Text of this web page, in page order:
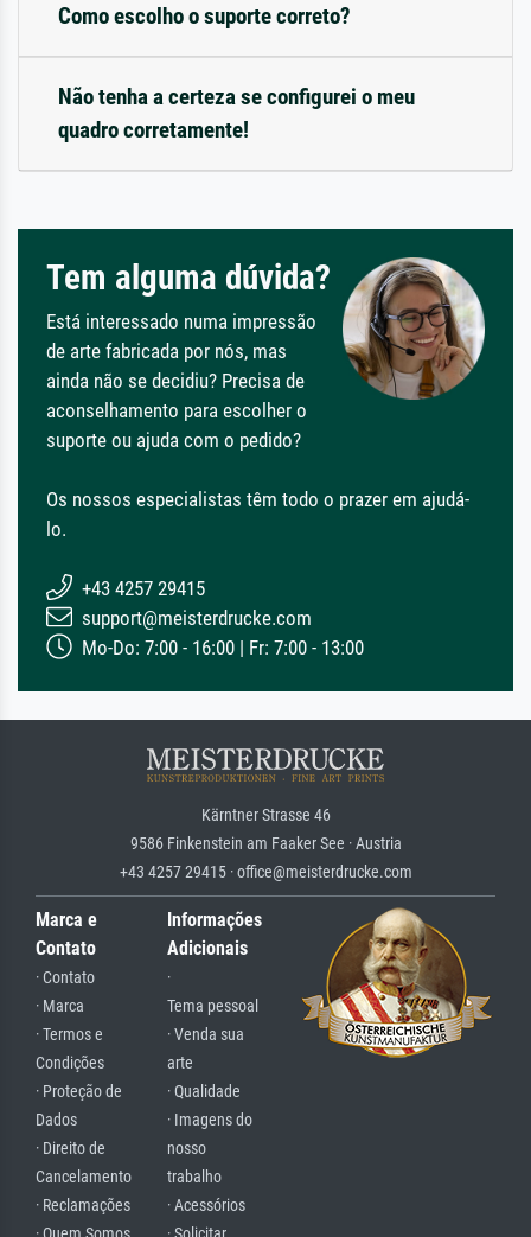
Como escolho o suporte correto?
Não tenha a certeza se configurei o meu
quadro corretamente!
Tem alguma dúvida?
Está interessado numa impressão
de arte fabricada por nós, mas
ainda não se decidiu? Precisa de
aconselhamento para escolher o
suporte ou ajuda com o pedido?
Os nossos especialistas têm todo o prazer em ajudá-
lo.
+43 4257 29415
support@meisterdrucke.com
Mo-Do: 7:00 - 16:00 | Fr: 7:00 - 13:00
Kärntner Strasse 46
9586 Finkenstein am Faaker See · Austria
+43 4257 29415 · office@meisterdrucke.com
Marca e
Contato
· Contato
· Marca
· Termos e
Condições
· Proteção de
Dados
· Direito de
Cancelamento
· Reclamações
Informações
Adicionais
·
Tema pessoal
· Venda sua
arte
· Qualidade
· Imagens do
nosso
trabalho
· Acessórios